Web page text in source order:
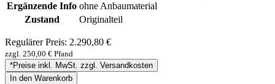
Ergänzende Info ohne Anbaumaterial
Zustand
Originalteil
Regulärer Preis: 2.290,80 €
zzgl. 250,00 € Pfand
*Preise inkl. MwSt. zzgl. Versandkosten
In den Warenkorb